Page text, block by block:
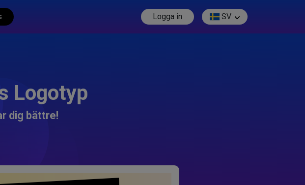
Logga in SV
Logotyp
dig bättre!